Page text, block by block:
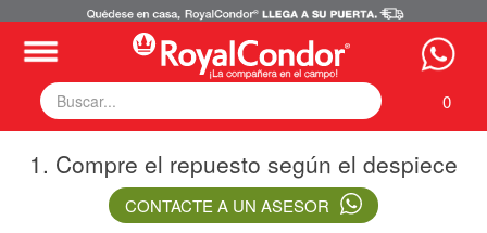
0
Fumigadoras
Equipos Motorizados
Respuestos y Accesorios
1. Compre el repuesto según el despiece
CONTACTE A UN ASESOR